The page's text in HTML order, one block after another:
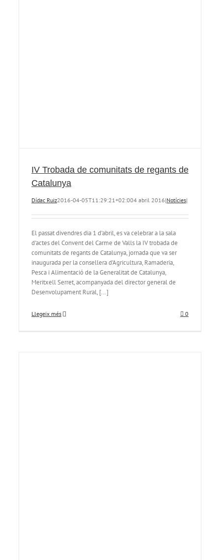
IV Trobada de comunitats de regants de
Catalunya
Dídac Ruiz2016-04-05T11:29:21+02:004 abril 2016|Notícies|
El passat divendres dia 1 d'abril, es va celebrar a la sala
d'actes del Convent del Carme de Valls la IV trobada de
comunitats de regants de Catalunya, jornada que va ser
inaugurada per la consellera d'Agricultura, Ramaderia,
Pesca i Alimentació de la Generalitat de Catalunya,
Meritxell Serret, acompanyada del director general de
Desenvolupament Rural, [...]
Llegeix més 0